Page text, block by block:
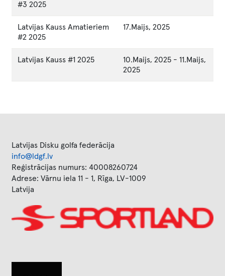
#3 2025
Latvijas Kauss Amatieriem
#2 2025
17.Maijs, 2025
Latvijas Kauss #1 2025 10.Maijs, 2025 - 11.Maijs,
2025
Latvijas Disku golfa federācija
info@ldgf.lv
Reģistrācijas numurs: 40008260724
Adrese: Vārnu iela 11 - 1, Rīga, LV-1009
Latvija
Image